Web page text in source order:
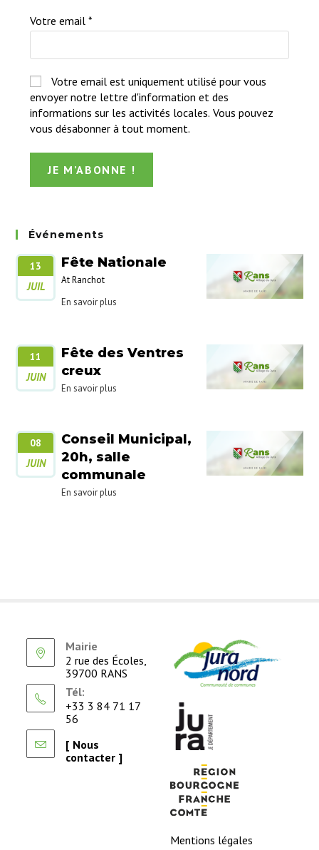
Votre email*
Votre email est uniquement utilisé pour vous
envoyer notre lettre d'information et des
informations sur les activités locales. Vous pouvez
vous désabonner à tout moment.
Événements
13
JUIL
Fête Nationale
At Ranchot
En savoir plus
11
JUIN
Fête des Ventres
creux
En savoir plus
08
JUIN
Conseil Municipal,
20h, salle
communale
En savoir plus
Mairie
2 rue des Écoles,
39700 RANS
Tél:
+33 3 84 71 17
56
[ Nous
contacter ]
Mentions légales